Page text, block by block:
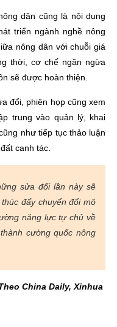
dân cũng là nội dung
triển ngành nghề nông
nông dân với chuỗi giá
thời, cơ chế ngăn ngừa
sẽ được hoàn thiện.
đổi, phiên họp cũng xem
trung vào quản lý, khai
như tiếp tục thảo luận
canh tác.
sửa đổi lần này sẽ
đẩy chuyển đổi mô
năng lực tự chủ về
cường quốc nông
China Daily, Xinhua